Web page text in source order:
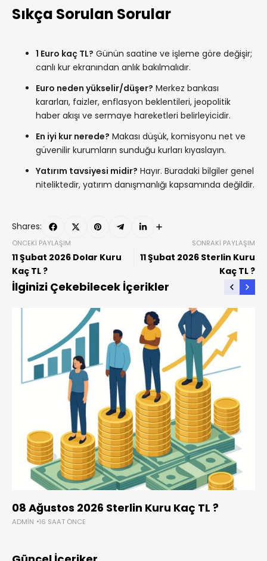
Sıkça Sorulan Sorular
1 Euro kaç TL? Günün saatine ve işleme göre değişir;
canlı kur ekranından anlık bakılmalıdır.
Euro neden yükselir/düşer? Merkez bankası
kararları, faizler, enflasyon beklentileri, jeopolitik
haber akışı ve sermaye hareketleri belirleyicidir.
En iyi kur nerede? Makası düşük, komisyonu net ve
güvenilir kurumların sunduğu kurları kıyaslayın.
Yatırım tavsiyesi midir? Hayır. Buradaki bilgiler genel
niteliktedir, yatırım danışmanlığı kapsamında değildir.
Shares:
ÖNCEKI PAYLAŞIM
11 Şubat 2026 Dolar Kuru
Kaç TL ?
SONRAKI PAYLAŞIM
11 Şubat 2026 Sterlin Kuru
Kaç TL ?
İlginizi Çekebilecek İçerikler
08 Ağustos 2026 Sterlin Kuru Kaç TL ?
ADMIN 16 SAAT ÖNCE